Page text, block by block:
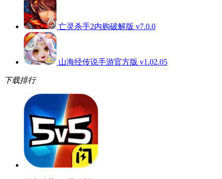
亡灵杀手2内购破解版 v7.0.0
山海经传说手游官方版 v1.02.05
下载排行